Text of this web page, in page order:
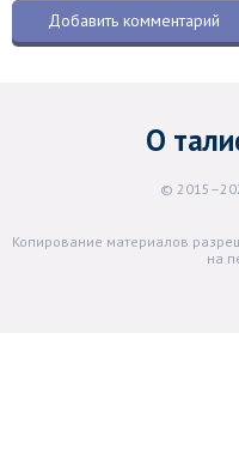
О
©
Копирование материалов
на